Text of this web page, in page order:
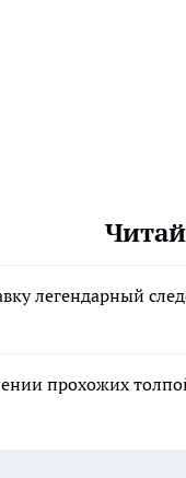
легендарный
прохожих